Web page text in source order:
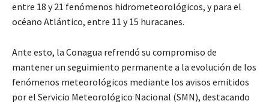
entre 18 y 21 fenómenos hidrometeorológicos, y para el
océano Atlántico, entre 11 y 15 huracanes.
Ante esto, la Conagua refrendó su compromiso de
mantener un seguimiento permanente a la evolución de los
fenómenos meteorológicos mediante los avisos emitidos
por el Servicio Meteorológico Nacional (SMN), destacando